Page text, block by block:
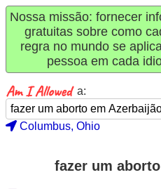
Nossa missão: fornecer
gratuitas sobre como
regra no mundo se
pessoa em cada
a:
Columbus, Ohio
fazer um